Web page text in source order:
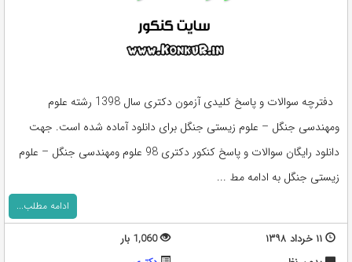
دفترچه سوالات و پاسخ کلیدی آزمون دکتری سال 1398 رشته علوم
ومهندسی جنگل – علوم زیستی جنگل برای دانلود آماده شده است. جهت
دانلود رایگان سوالات و پاسخ کنکور دکتری 98 علوم ومهندسی جنگل – علوم
زیستی جنگل به ادامه مط ...
ادامه مطلب...
۱۱ خرداد ۱۳۹۸
1,060 بار